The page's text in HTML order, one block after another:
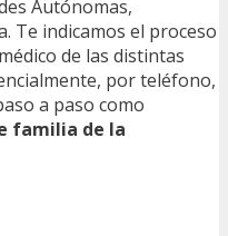
Autónomas,
Te indicamos el proceso
de las distintas
por teléfono,
a paso como
familia de la